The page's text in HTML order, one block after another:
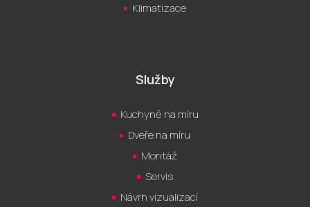
Klimatizace
Služby
Kuchyně na míru
Dveře na míru
Montáž
Servis
Návrh vizualizací